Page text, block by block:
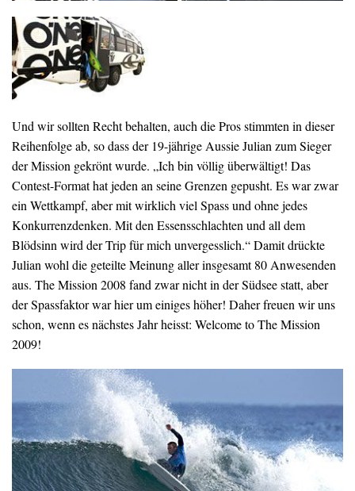
Und wir sollten Recht behalten, auch die Pros stimmten in dieser
Reihenfolge ab, so dass der 19-jährige Aussie Julian zum Sieger
der Mission gekrönt wurde. „Ich bin völlig überwältigt! Das
Contest-Format hat jeden an seine Grenzen gepusht. Es war zwar
ein Wettkampf, aber mit wirklich viel Spass und ohne jedes
Konkurrenzdenken. Mit den Essensschlachten und all dem
Blödsinn wird der Trip für mich unvergesslich.“ Damit drückte
Julian wohl die geteilte Meinung aller insgesamt 80 Anwesenden
aus. The Mission 2008 fand zwar nicht in der Südsee statt, aber
der Spassfaktor war hier um einiges höher! Daher freuen wir uns
schon, wenn es nächstes Jahr heisst: Welcome to The Mission
2009!